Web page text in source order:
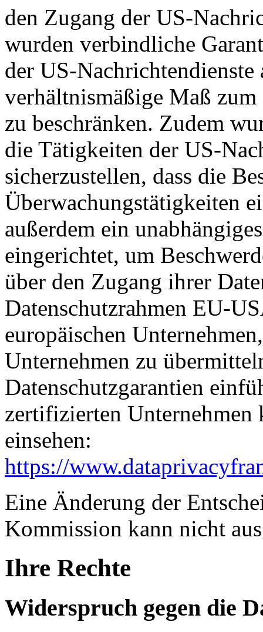
den Zugang der US-
wurden verbindliche
der US-
verhältnismäßige Maß
zu beschränken. Zudem
die Tätigkeiten der US-
sicherzustellen, dass die
Überwachungstätigkeiten
außerdem ein
eingerichtet, um
über den Zugang ihrer
Datenschutzrahmen EU-
europäischen
Unternehmen zu
Datenschutzgarantien
zertifizierten
einsehen:
https://
Eine Änderung der
Kommission kann nicht
Ihre Rechte
Widerspruch gegen die